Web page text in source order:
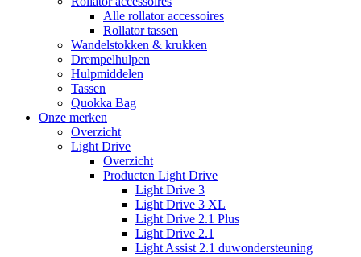
Alle rollator accessoires
Rollator tassen
Wandelstokken & krukken
Drempelhulpen
Hulpmiddelen
Tassen
Quokka Bag
Onze merken
Overzicht
Light Drive
Overzicht
Producten Light Drive
Light Drive 3
Light Drive 3 XL
Light Drive 2.1 Plus
Light Drive 2.1
Light Assist 2.1 duwondersteuning